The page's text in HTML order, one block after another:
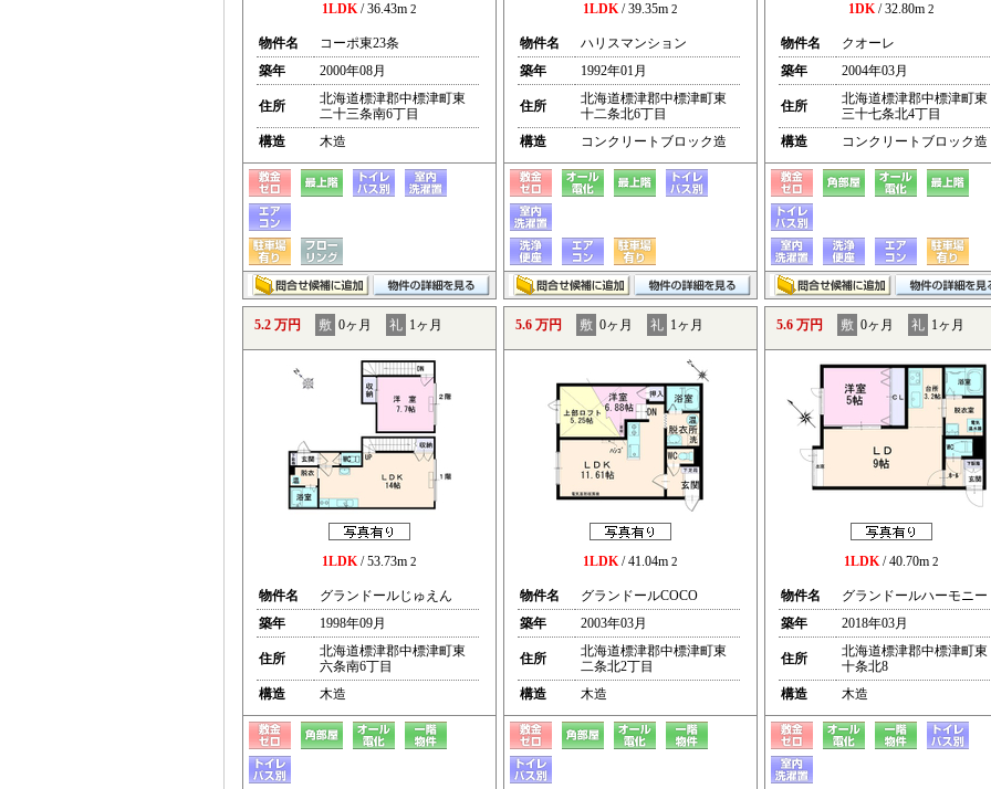
1LDK/ 36.43m 2
物件名
コーポ東23条
築年
2000年08月
住所
北海道標津郡中標津町東
二十三条南6丁目
構造
木造
1LDK/ 39.35m 2
物件名
ハリスマンション
築年
1992年01月
住所
北海道標津郡中標津町東
十二条北6丁目
構造
コンクリートブロック造
1DK/ 32.80m 2
物件名
クオーレ
築年
2004年03月
住所
北海道標津郡中標津町東
三十七条北4丁目
構造
コンクリートブロック造
5.2 万円 敷 0ヶ月 礼 1ヶ月
1LDK/ 53.73m 2
物件名
グランドールじゅえん
築年
1998年09月
住所
北海道標津郡中標津町東
六条南6丁目
構造
木造
5.6 万円 敷 0ヶ月 礼 1ヶ月
1LDK/ 41.04m 2
物件名
グランドールCOCO
築年
2003年03月
住所
北海道標津郡中標津町東
二条北2丁目
構造
木造
5.6 万円 敷 0ヶ月 礼 1ヶ月
1LDK/ 40.70m 2
物件名
グランドールハーモニー
築年
2018年03月
住所
北海道標津郡中標津町東
十条北8
構造
木造